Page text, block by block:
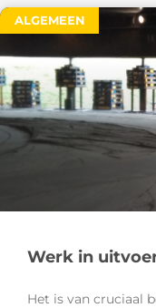
ALGEMEEN
Werk in
Het is van cruciaal